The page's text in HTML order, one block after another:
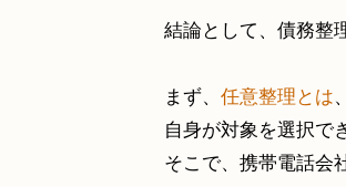
結論として、債務整
まず、 任意整理とは
自身が対象を選択で
そこで、携帯電話会